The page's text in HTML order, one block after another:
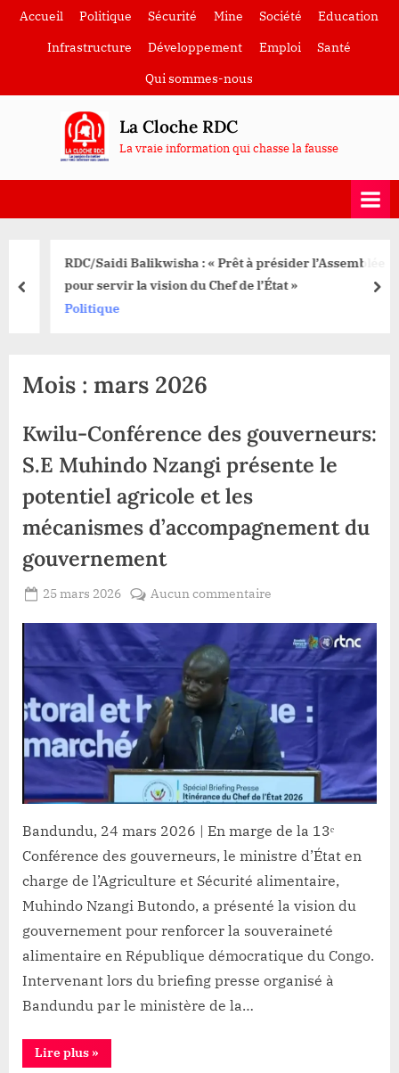
SkipAccueil Politique Sécurité Mine Société
Education
Infrastructure
Développement Emploi
Santé
Qui sommes-nous
La Cloche RDC
La vraie information qui chasse la fausse
RDC/Saidi Balikwisha : « Prêt à présider l’Assemblée
pour servir la vision du Chef de l’État »
Politique
prev
Mois : mars 2026
Kwilu-Conférence des gouverneurs:
S.E Muhindo Nzangi présente le
potentiel agricole et les
mécanismes d’accompagnement du
gouvernement
Posted
25 mars 2026
Lacloche
Aucun commentaire
Conférence
des
gouverneurs:
S.E
Muhindo
Nzangi
présente
le
potentiel
et
les
mécanismes
d’accompagnement
gouvernement
Bandundu, 24 mars 2026 | En marge de la 13ᵉ
Conférence des gouverneurs, le ministre d’État en
charge de l’Agriculture et Sécurité alimentaire,
Muhindo Nzangi Butondo, a présenté la vision du
gouvernement pour renforcer la souveraineté
alimentaire en République démocratique du Congo.
Intervenant lors du briefing presse organisé à
Bandundu par le ministère de la…
Lire plus“Kwilu-
Conférence
»